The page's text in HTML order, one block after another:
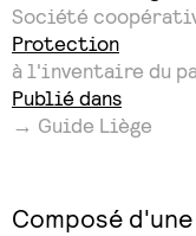
Société
Protection
à l'inventaire du
Publié dans
→ Guide Liège
Composé